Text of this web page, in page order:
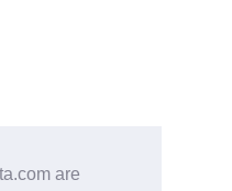
are